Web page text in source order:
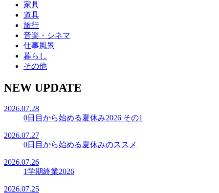
家具
道具
旅行
音楽・シネマ
仕事風景
暮らし
その他
NEW UPDATE
2026.07.28
0日目から始める夏休み2026 その1
2026.07.27
0日目から始める夏休みのススメ
2026.07.26
1学期終業2026
2026.07.25